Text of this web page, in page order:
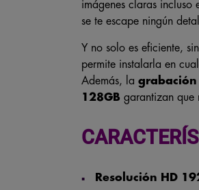
imágenes claras
se te escape ningún
Y no solo es eficiente,
permite instalarla en
Además, lagrabación
128GB garantizan que
Resolución HD